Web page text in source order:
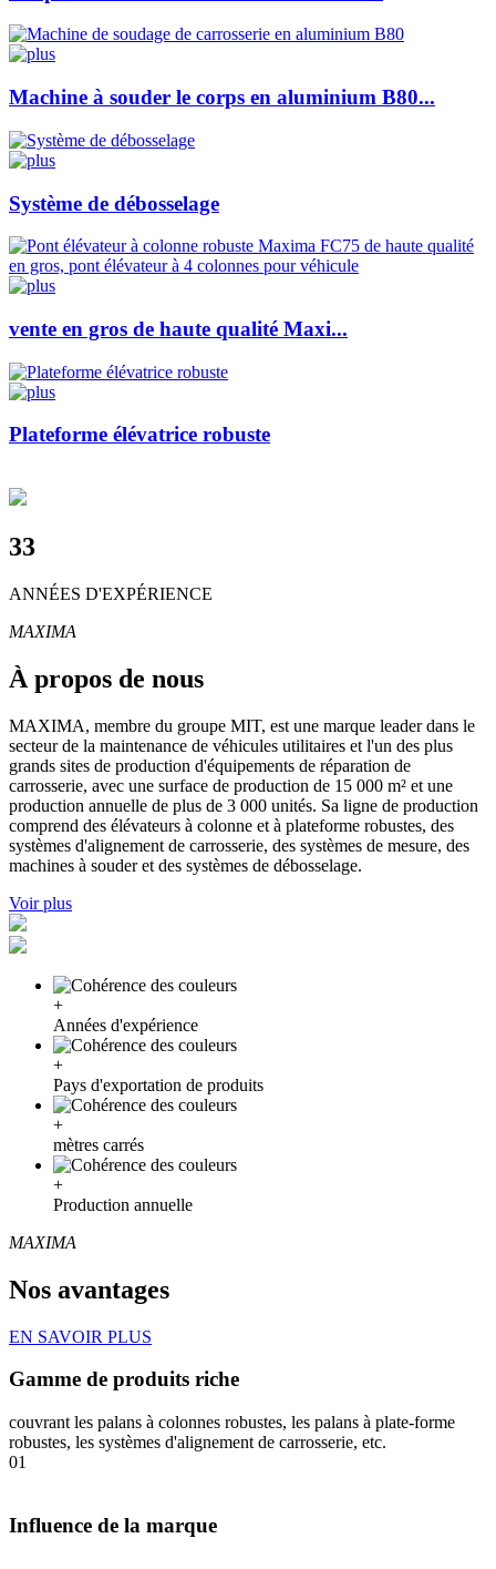
Machine à souder le corps en aluminium B80...
Système de débosselage
vente en gros de haute qualité Maxi...
Plateforme élévatrice robuste
33
ANNÉES D'EXPÉRIENCE
MAXIMA
À propos de nous
MAXIMA, membre du groupe MIT, est une marque leader dans le
secteur de la maintenance de véhicules utilitaires et l'un des plus
grands sites de production d'équipements de réparation de
carrosserie, avec une surface de production de 15 000 m² et une
production annuelle de plus de 3 000 unités. Sa ligne de production
comprend des élévateurs à colonne et à plateforme robustes, des
systèmes d'alignement de carrosserie, des systèmes de mesure, des
machines à souder et des systèmes de débosselage.
Voir plus
+
Années d'expérience
+
Pays d'exportation de produits
+
mètres carrés
+
Production annuelle
MAXIMA
Nos avantages
EN SAVOIR PLUS
Gamme de produits riche
couvrant les palans à colonnes robustes, les palans à plate-forme
robustes, les systèmes d'alignement de carrosserie, etc.
01
Influence de la marque